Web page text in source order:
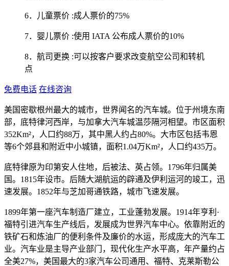
6．儿童票价 :成人票价的75%
7．婴儿票价 :使用 IATA 公布成人票价的10%
8．航司更换 :可以按客户要求改变航空公司和转机
点
免费电话 在线咨询
美国密歇根州最大的城市，世界闻名的汽车城。位于州境东南
部，底特律河西岸，与加拿大汽车城温莎隔河相望。市区面积
352Km²，人口约88万，其中黑人约占80%。大市区包括韦恩
等6个郊县和附近中小城镇，面积1.04万Km²，人口约435万。
底特律原为印第安人住地，后被法、英占领。1796年归属美
国。1815年设市。后随大湖航运的辟通及伊利运河的竣工，迅
速发展。1852年与芝加哥通铁路，城市飞速发展。
1899年第一座汽车制造厂建立，工业蓬勃发展。1914年亨利·
福特引进汽车生产线后，发展成为世界汽车中心。依靠附近的
铁矿石和炼油厂的便利条件及廉价的水运，形成庞大的汽车工
业。汽车业是主导产业部门，现代化生产水平高，年产量约占
全美27%，美国最大的3家汽车公司通用、福特、克莱斯勒公